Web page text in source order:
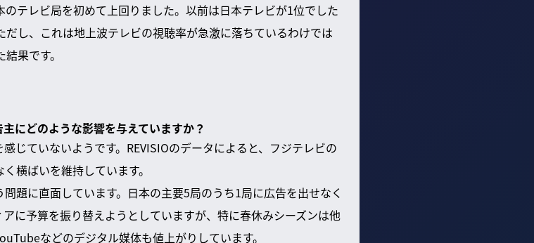
テレビ局を初めて上回りました。以前は日本テレビが1位でした
し、これは地上波テレビの視聴率が急激に落ちているわけでは
果です。
にどのような影響を与えていますか？
じていないようです。REVISIOのデータによると、フジテレビの
横ばいを維持しています。
題に直面しています。日本の主要5局のうち1局に広告を出せなく
に予算を振り替えようとしていますが、特に春休みシーズンは他
などのデジタル媒体も値上がりしています。